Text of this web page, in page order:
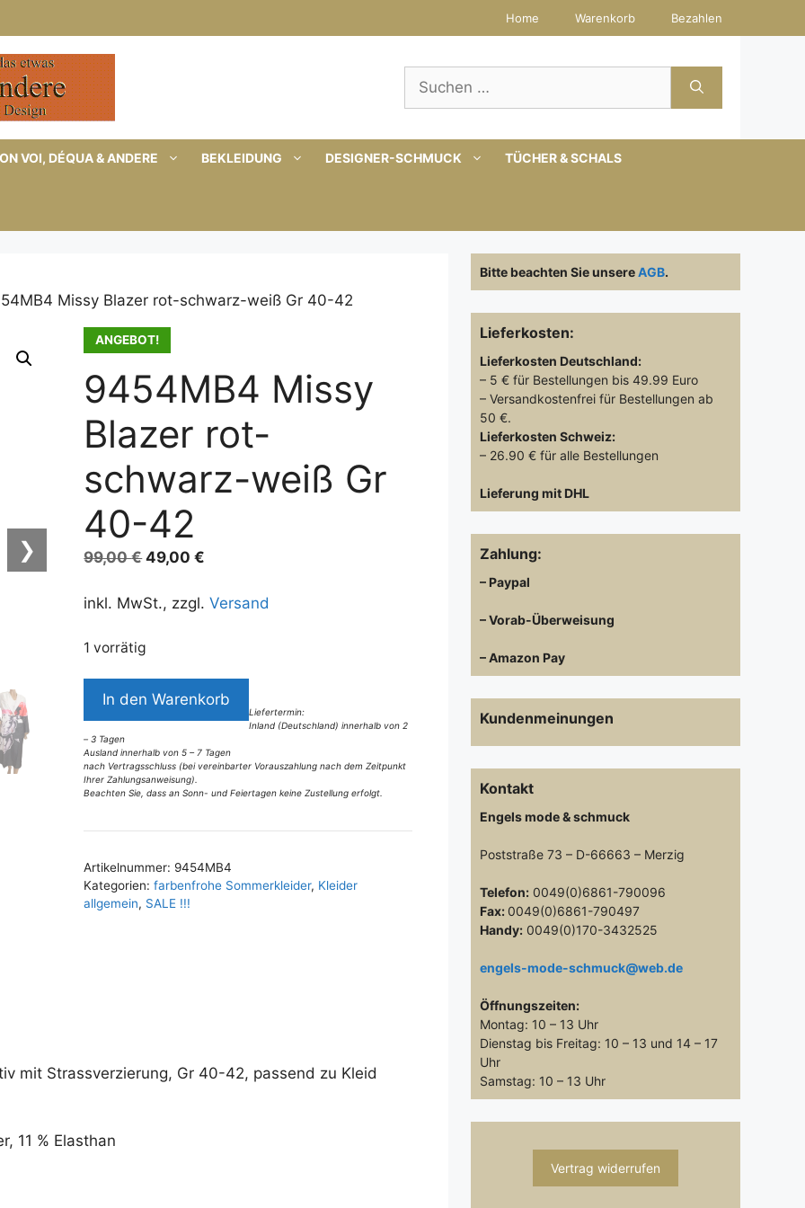
Home Warenkorb Bezahlen
Suchen
nach:
VOI, DÉQUA & ANDERE BEKLEIDUNG DESIGNER-SCHMUCK TÜCHER & SCHALS
Missy Blazer rot-schwarz-weiß Gr 40-42
ANGEBOT!
❯
9454MB4 Missy
Blazer rot-
schwarz-weiß Gr
40-42
99,00€Ursprünglicher
war:
49,00€
ist:
inkl. MwSt., zzgl.Versand
1 vorrätig
9454MB4
Missy
Blazer
rot-
schwarz-
weiß
42
Menge
In den Warenkorb
Liefertermin:
Inland (Deutschland) innerhalb von 2
– 3 Tagen
Ausland innerhalb von 5 – 7 Tagen
nach Vertragsschluss (bei vereinbarter Vorauszahlung nach dem Zeitpunkt
Ihrer Zahlungsanweisung).
Beachten Sie, dass an Sonn- und Feiertagen keine Zustellung erfolgt.
l
e
r
Artikelnummer: 9454MB4
Kategorien:farbenfrohe Sommerkleider, Kleider
allgemein, SALE !!!
mit Strassverzierung, Gr 40-42, passend zu Kleid
11 % Elasthan
Bitte beachten Sie unsereAGB.
Lieferkosten:
Lieferkosten Deutschland:
– 5 € für Bestellungen bis 49.99 Euro
– Versandkostenfrei für Bestellungen ab
50 €.
Lieferkosten Schweiz:
– 26.90 € für alle Bestellungen
Lieferung mit DHL
Zahlung:
– Paypal
– Vorab-Überweisung
– Amazon Pay
Kundenmeinungen
Kontakt
Engels mode & schmuck
Poststraße 73 – D-66663 – Merzig
Telefon: 0049(0)6861-790096
Fax: 0049(0)6861-790497
Handy: 0049(0)170-3432525
engels-mode-schmuck@web.de
Öffnungszeiten:
Montag: 10 – 13 Uhr
Dienstag bis Freitag: 10 – 13 und 14 – 17
Uhr
Samstag: 10 – 13 Uhr
Vertrag widerrufen